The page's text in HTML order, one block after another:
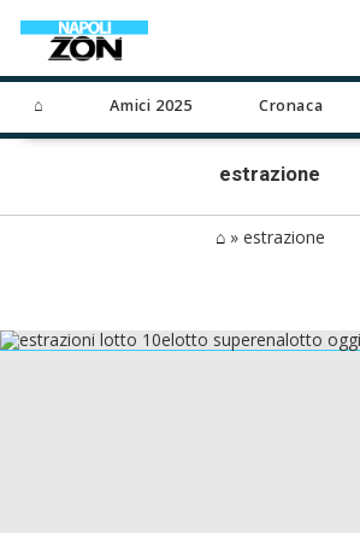
⌂ Amici 2025 Cronaca
estrazione
⌂» estrazione